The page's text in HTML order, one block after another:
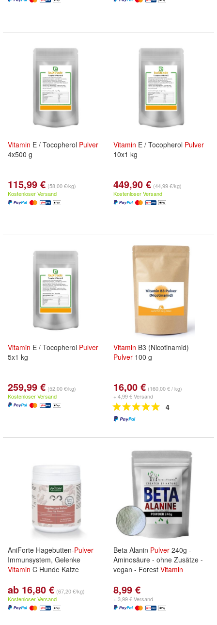
Vitamin E / Tocopherol Pulver
4x500 g
115,99 € (58,00 €/kg)
Kostenloser Versand
Vitamin E / Tocopherol Pulver
10x1 kg
449,90 € (44,99 €/kg)
Kostenloser Versand
Vitamin E / Tocopherol Pulver
5x1 kg
259,99 € (52,00 €/kg)
Kostenloser Versand
Vitamin B3 (Nicotinamid)
Pulver 100 g
16,00 € (160,00 € / kg)
+ 4,99 € Versand
4
AniForte Hagebutten-Pulver
Immunsystem, Gelenke
Vitamin C Hunde Katze
ab 16,80 € (67,20 €/kg)
Kostenloser Versand
Beta Alanin Pulver 240g -
Aminosäure - ohne Zusätze -
vegan - Forest Vitamin
8,99 €
+ 3,99 € Versand